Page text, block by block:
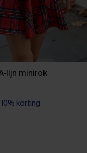
lijn minirok
korting